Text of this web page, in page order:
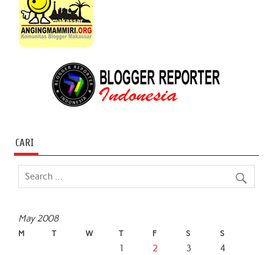
CARI
May 2008
M T W T F S S
1 2 3
4